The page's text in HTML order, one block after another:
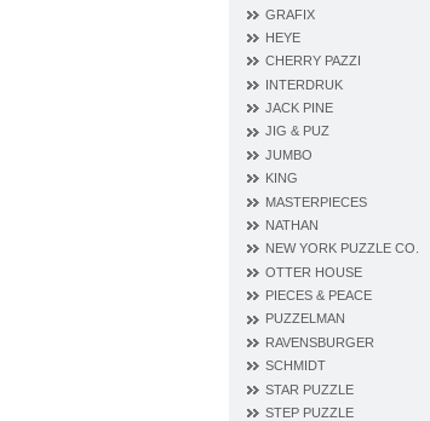
GRAFIX
HEYE
CHERRY PAZZI
INTERDRUK
JACK PINE
JIG & PUZ
JUMBO
KING
MASTERPIECES
NATHAN
NEW YORK PUZZLE CO.
OTTER HOUSE
PIECES & PEACE
PUZZELMAN
RAVENSBURGER
SCHMIDT
STAR PUZZLE
STEP PUZZLE